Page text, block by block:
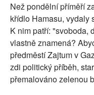
Než pondělní příměří
křídlo Hamasu, vydaly
K nim patří: "svoboda,
vlastně znamená?
předměstí Zajtum v
zdi politický příběh,
přemalováno zelenou